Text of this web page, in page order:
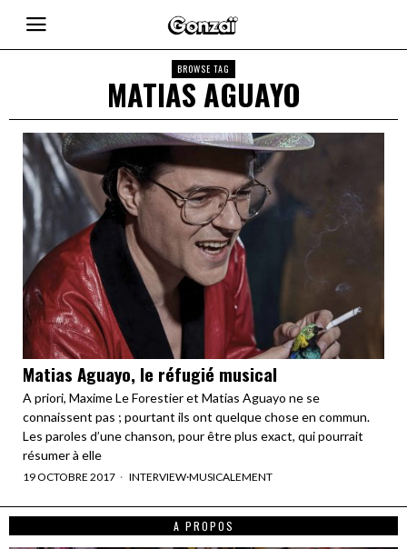
BROWSE TAG
MATIAS AGUAYO
Matias Aguayo, le réfugié musical
A priori, Maxime Le Forestier et Matias Aguayo ne se
connaissent pas ; pourtant ils ont quelque chose en commun.
Les paroles d’une chanson, pour être plus exact, qui pourrait
résumer à elle
19 OCTOBRE 2017 INTERVIEW·MUSICALEMENT
A PROPOS